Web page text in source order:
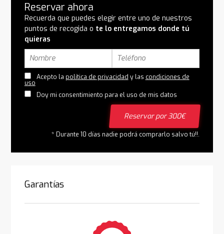
Reservar ahora
Recuerda que puedes elegir entre uno de nuestros
puntos de recogida o te lo entregamos donde tú
quieras
Acepto la política de privacidad y las condiciones de
uso
Doy mi consentimiento para el uso de mis datos
Reservar por 300€
* Durante 10 días nadie podrá comprarlo salvo tú!!.
Garantías